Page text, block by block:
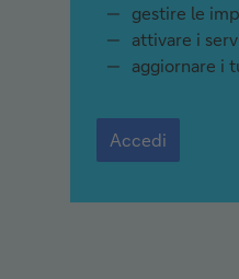
gestire le
attivare i
aggiornare i
Accedi
Accedi